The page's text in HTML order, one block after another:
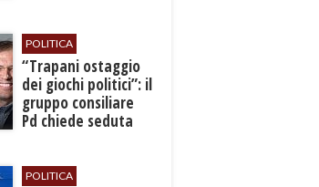
Dream”
POLITICA
​“Trapani ostaggio
dei giochi politici”: il
gruppo consiliare
Pd chiede seduta
POLITICA